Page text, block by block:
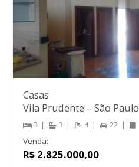
Casas
Vila Prudente – São Paulo
3 3 4 22
Venda:
R$ 2.825.000,00